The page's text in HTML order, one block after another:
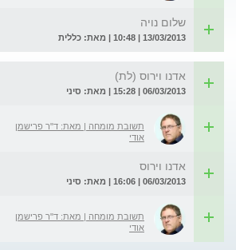
שלום נויה
13/03/2013 | 10:48 | מאת: כללית
אדנו וירוס (לת)
06/03/2013 | 15:28 | מאת: סיני
תשובת מומחה | מאת: ד"ר פרישמן
אודי
אדנו וירוס
06/03/2013 | 16:06 | מאת: סיני
תשובת מומחה | מאת: ד"ר פרישמן
אודי